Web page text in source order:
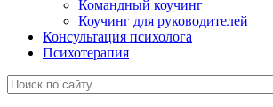
Командный коучинг
Коучинг для руководителей
Консультация психолога
Психотерапия